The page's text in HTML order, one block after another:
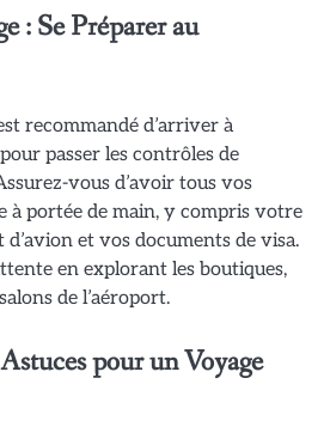
: Se Préparer au
recommandé d’arriver à
passer les contrôles de
vous d’avoir tous vos
à portée de main, y compris votre
et vos documents de visa.
en explorant les boutiques,
de l’aéroport.
pour un Voyage